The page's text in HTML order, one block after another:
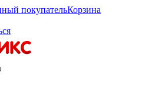
покупательКорзина